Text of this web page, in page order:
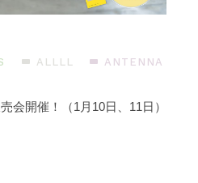
ALLLL
ANTENNA
会開催！（1月10日、11日）